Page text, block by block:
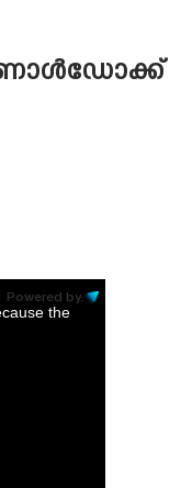
Powered by:
the